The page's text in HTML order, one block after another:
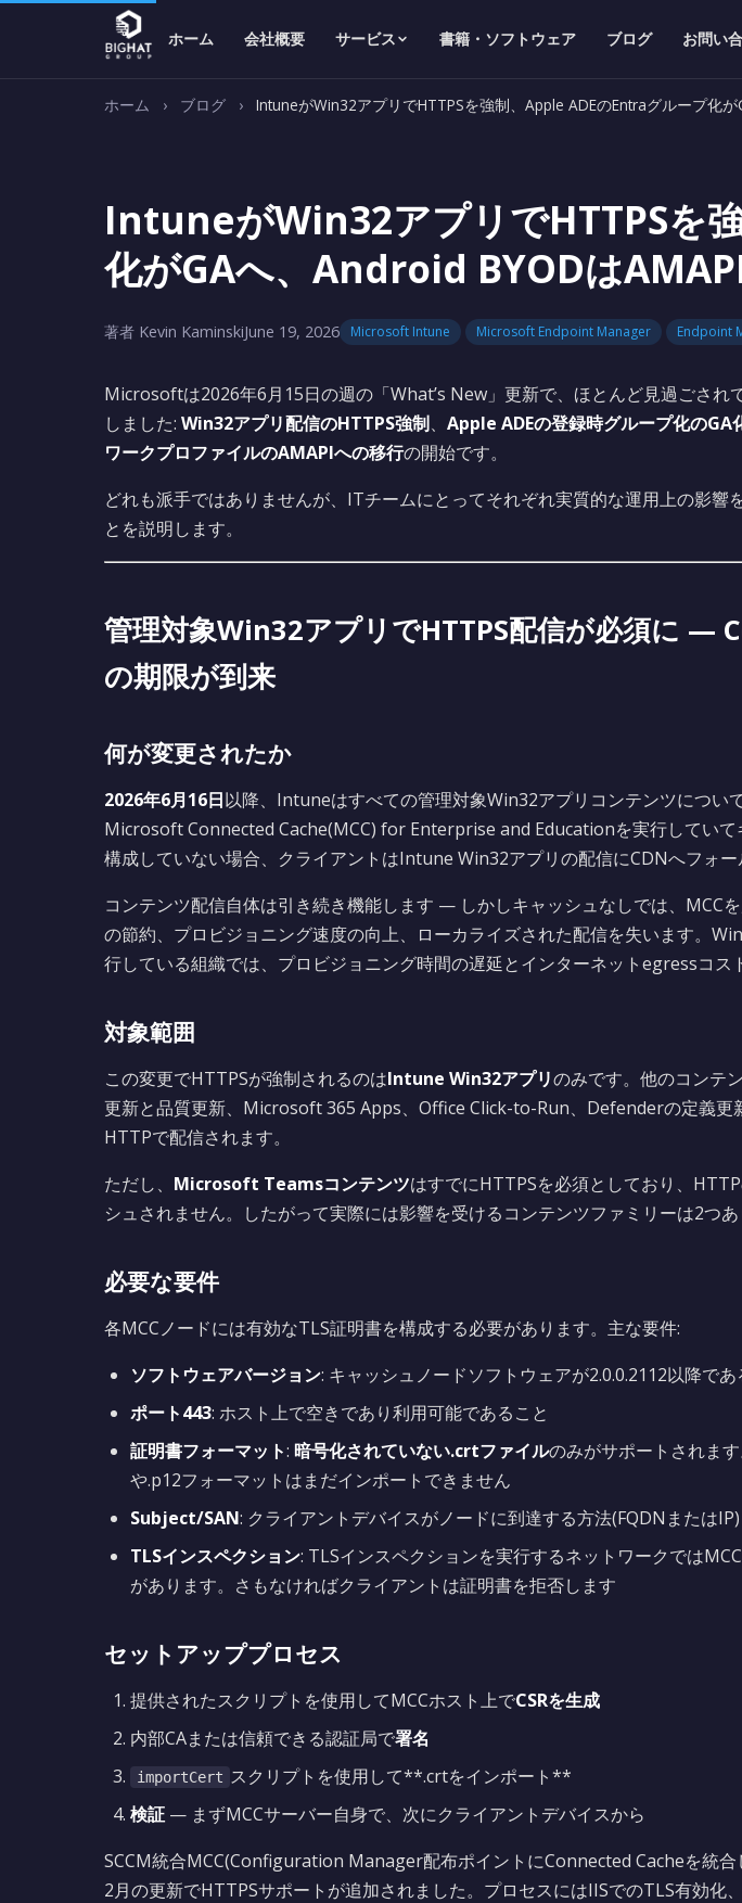
ホーム 会社概要 サービス 書籍・ソフトウェア ブログ お問い
ホーム › ブログ › IntuneがWin32アプリでHTTPSを強制、Apple ADEのEntraグループ化
IntuneがWin32アプリでHTTPSを
化がGAへ、Android BYODは
著者 Kevin KaminskiJune 19, 2026 Microsoft Intune Microsoft Endpoint Manager Endpoint
Microsoftは2026年6月15日の週の「What’s New」更新で、ほとんど見過ごされ
しました: Win32アプリ配信のHTTPS強制、 Apple ADEの登録時グループ化のGA
ワークプロファイルのAMAPIへの移行の開始です。
どれも派手ではありませんが、ITチームにとってそれぞれ実質的な運用上の影響
とを説明します。
管理対象Win32アプリでHTTPS配信が必須に —
の期限が到来
何が変更されたか
2026年6月16日以降、Intuneはすべての管理対象Win32アプリコンテンツについ
Microsoft Connected Cache(MCC) for Enterprise and Educationを実行していて
構成していない場合、クライアントはIntune Win32アプリの配信にCDNへフォー
コンテンツ配信自体は引き続き機能します — しかしキャッシュなしでは、MCC
の節約、プロビジョニング速度の向上、ローカライズされた配信を失います。
行している組織では、プロビジョニング時間の遅延とインターネットegressコス
対象範囲
この変更でHTTPSが強制されるのはIntune Win32アプリのみです。他のコンテ
更新と品質更新、Microsoft 365 Apps、Office Click-to-Run、Defenderの定義更
HTTPで配信されます。
ただし、 Microsoft TeamsコンテンツはすでにHTTPSを必須としており、
シュされません。したがって実際には影響を受けるコンテンツファミリーは2つあ
必要な要件
各MCCノードには有効なTLS証明書を構成する必要があります。主な要件:
ソフトウェアバージョン: キャッシュノードソフトウェアが2.0.0.2112以降であ
ポート443: ホスト上で空きであり利用可能であること
証明書フォーマット: 暗号化されていない.crtファイルのみがサポートされま
や.p12フォーマットはまだインポートできません
Subject/SAN: クライアントデバイスがノードに到達する方法(FQDNまたは
TLSインスペクション: TLSインスペクションを実行するネットワークでは
があります。さもなければクライアントは証明書を拒否します
セットアッププロセス
提供されたスクリプトを使用してMCCホスト上でCSRを生成
内部CAまたは信頼できる認証局で署名
importCert スクリプトを使用して**.crtをインポート**
検証 — まずMCCサーバー自身で、次にクライアントデバイスから
SCCM統合MCC(Configuration Manager配布ポイントにConnected Cacheを統
2月の更新でHTTPSサポートが追加されました。プロセスにはIISでのTLS有効化